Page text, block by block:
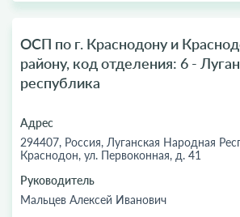
ОСП по г. Краснодону и
району, код отделения: 6 -
республика
Адрес
294407, Россия, Луганская Народная
Краснодон, ул. Первоконная, д. 41
Руководитель
Мальцев Алексей Иванович